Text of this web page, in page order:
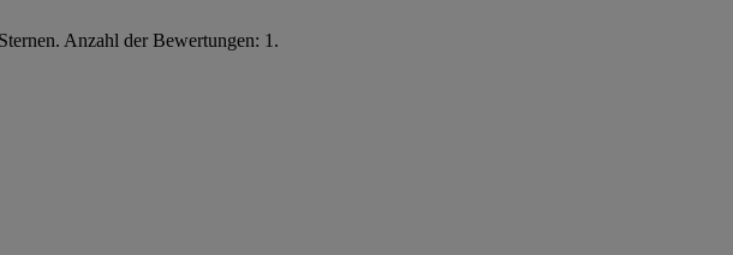
Anzahl der Bewertungen: 1.